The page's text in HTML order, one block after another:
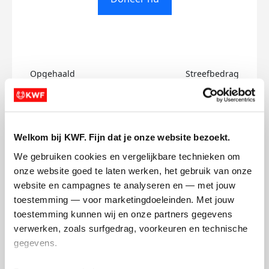
Welkom bij KWF. Fijn dat je onze website bezoekt.
We gebruiken cookies en vergelijkbare technieken om
onze website goed te laten werken, het gebruik van onze
website en campagnes te analyseren en — met jouw
toestemming — voor marketingdoeleinden. Met jouw
toestemming kunnen wij en onze partners gegevens
verwerken, zoals surfgedrag, voorkeuren en technische
gegevens.
Opgehaald
€0
Streefbedrag
€500
Dina's badges